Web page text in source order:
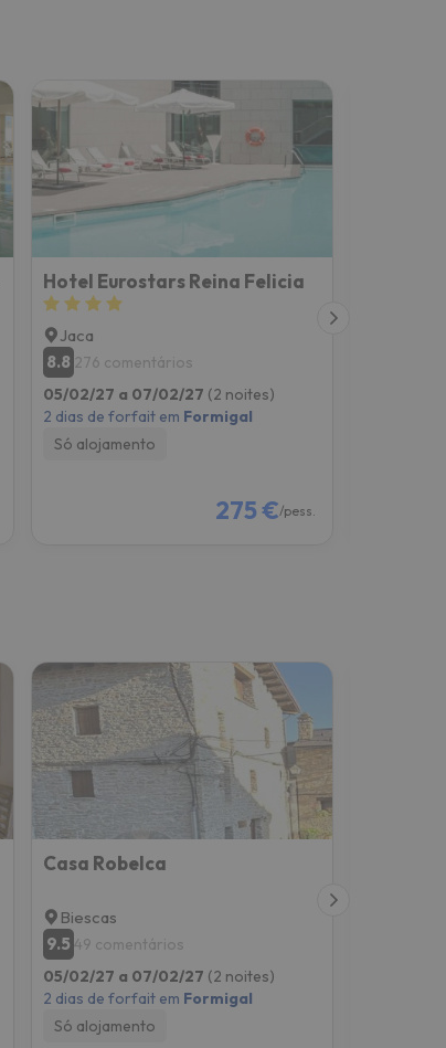
Hotel Eurostars Reina Felicia
Jaca
8.8 276 comentários
05/02/27 a 07/02/27 (2 noites)
2 dias de forfait em Formigal
Só alojamento
275 €/pess.
Casa Robelca
Biescas
9.5 49 comentários
05/02/27 a 07/02/27 (2 noites)
2 dias de forfait em Formigal
Só alojamento